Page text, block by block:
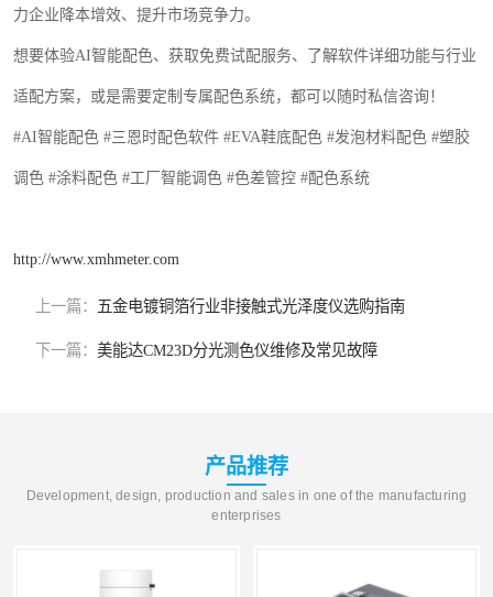
力企业降本增效、提升市场竞争力。
想要体验AI智能配色、获取免费试配服务、了解软件详细功能与行业
适配方案，或是需要定制专属配色系统，都可以随时私信咨询！
#AI智能配色 #三恩时配色软件 #EVA鞋底配色 #发泡材料配色 #塑胶
调色 #涂料配色 #工厂智能调色 #色差管控 #配色系统
http://www.xmhmeter.com
上一篇： 五金电镀铜箔行业非接触式光泽度仪选购指南
下一篇： 美能达CM23D分光测色仪维修及常见故障
产品推荐
Development, design, production and sales in one of the manufacturing
enterprises